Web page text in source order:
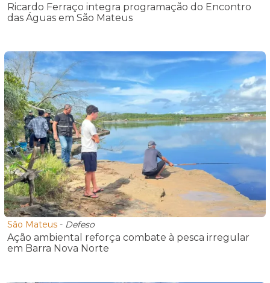
Ricardo Ferraço integra programação do Encontro
das Águas em São Mateus
São Mateus - Defeso
Ação ambiental reforça combate à pesca irregular
em Barra Nova Norte